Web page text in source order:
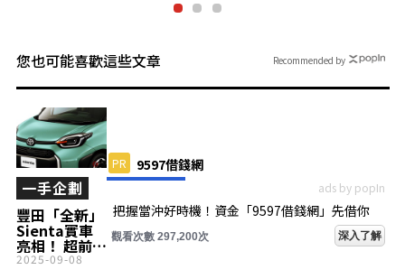
您也可能喜歡這些文章
豐田「全新」
Sienta實車
亮相！ 超前衛
的「取消後
一手企劃
2025-09-08
PR 9597借錢網
ads by popIn
把握當沖好時機！資金「9597借錢網」先借你
觀看次數 297,200次 深入了解
Recommended by